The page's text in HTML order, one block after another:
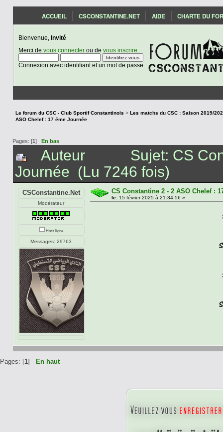
ACCUEIL CSCONSTANTINE.NET AIDE CHARTE DU
Bienvenue, Invité
Merci de vous connecterou de vous inscrire
Connexion avec identifiant et un mot de passe
Le forum du CSC - Club Sportif Constantinois >
ASO Chelef : 17 éme Journée
Pages: [1] En bas
Auteur
Sujet: CS
Journée (Lu 7246 fois)
CSConstantine.Net
Modérateur
Hors ligne
Messages: 29763
CS Constantine 2 - 2 ASO Chelef :
le: 15 février 2025 à 21:34:56 »
Pages: [1] En haut